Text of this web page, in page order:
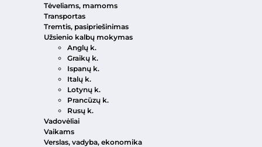
Tėveliams, mamoms
Transportas
Tremtis, pasipriešinimas
Užsienio kalbų mokymas
Anglų k.
Graikų k.
Ispanų k.
Italų k.
Lotynų k.
Prancūzų k.
Rusų k.
Vadovėliai
Vaikams
Verslas, vadyba, ekonomika